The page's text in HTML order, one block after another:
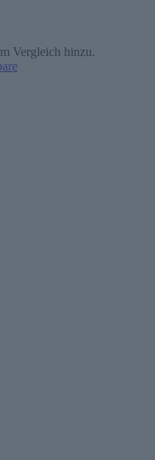
Vergleich hinzu.